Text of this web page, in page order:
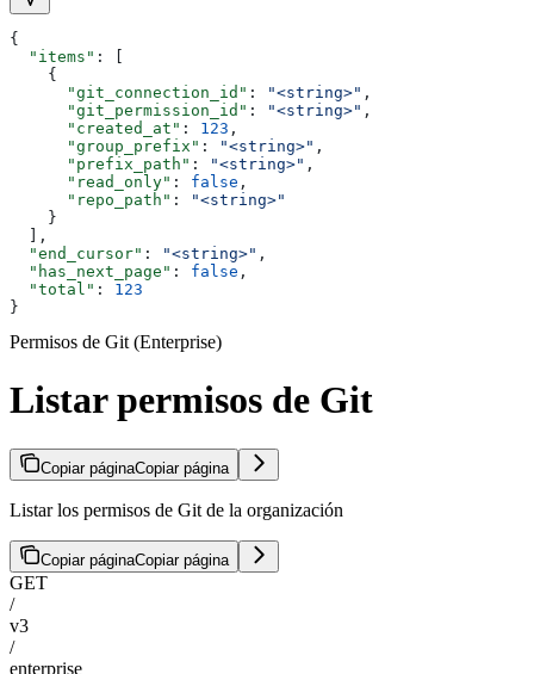
{
  "items"
: [
    {
      "git_connection_id"
: "<string>" ,
      "git_permission_id"
: "<string>" ,
      "created_at"
: 123 ,
      "group_prefix"
: "<string>" ,
      "prefix_path"
: "<string>" ,
      "read_only"
: false ,
      "repo_path"
:
"<string>"
    }
  ],
  "end_cursor"
: "<string>" ,
  "has_next_page"
: false ,
  "total"
: 123
}
Permisos de Git (Enterprise)
Listar permisos de Git
Copiar páginaCopiar página
Listar los permisos de Git de la organización
Copiar páginaCopiar página
GET
/
v3
/
enterprise